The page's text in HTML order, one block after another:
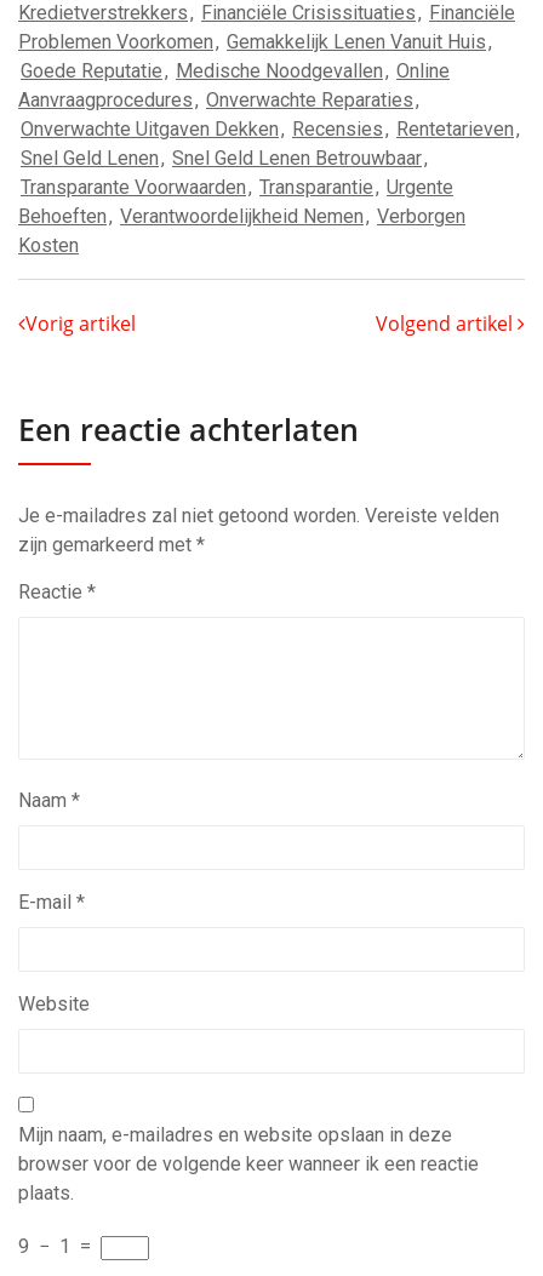
Kredietverstrekkers, Financiële Crisissituaties, Financiële
Problemen Voorkomen, Gemakkelijk Lenen Vanuit Huis,
Goede Reputatie, Medische Noodgevallen, Online
Aanvraagprocedures, Onverwachte Reparaties,
Onverwachte Uitgaven Dekken, Recensies, Rentetarieven,
Snel Geld Lenen, Snel Geld Lenen Betrouwbaar,
Transparante Voorwaarden, Transparantie, Urgente
Behoeften, Verantwoordelijkheid Nemen, Verborgen
Kosten
Vorig artikel Volgend artikel
Een reactie achterlaten
Je e-mailadres zal niet getoond worden. Vereiste velden
zijn gemarkeerd met *
Reactie *
Naam *
E-mail *
Website
Mijn naam, e-mailadres en website opslaan in deze
browser voor de volgende keer wanneer ik een reactie
plaats.
9 − 1
=